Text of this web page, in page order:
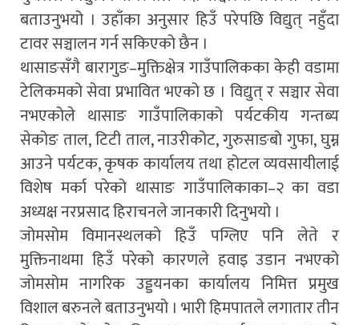
बताउनुभयो । उहाँका अनुसार हिउँ परेपछि विद्युत् नहुँदा
टावर सञ्चालन गर्न सकिएको छैन ।
थासाङसँगै बारागुङ–मुक्तिक्षेत्र गाउँपालिकका केही वडामा
टेलिकमको सेवा प्रभावित भएको छ । विद्युत् र सञ्चार सेवा
नभएकोले थासाङ गाउँपालिकाको पर्यटकीय गन्तब्य
सेकोङ ताल, टिटी ताल, नाउरीकोट, गुरुसाङबो गुफा, घुम्न
आउने पर्यटक, कृषक कार्यालय तथा होटल व्यवसायीलाई
विशेष मर्का परेको थासाङ गाउँपालिकाका–२ का वडा
अध्यक्ष नरप्रसाद हिराचनले जानकारी दिनुभयो ।
जोमसोम विमानस्थलको हिउँ पग्लिए पनि लेते र
मुक्तिनाथमा हिउँ परेको कारणले हवाइ उडान नभएको
जोमसोम नागरिक उड्डयनका कार्यालय निमित्त प्रमुख
विशाल बरुनले बताउनुभयो । भारी हिमपातले लगातार तीन